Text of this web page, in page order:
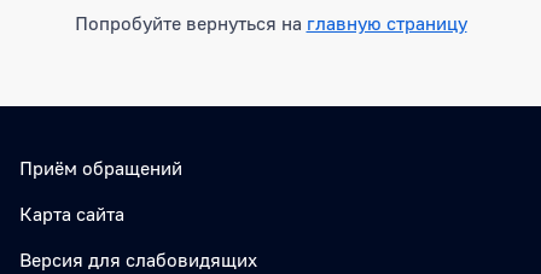
Попробуйте вернуться на главную страницу
Приём обращений
Карта сайта
Версия для слабовидящих